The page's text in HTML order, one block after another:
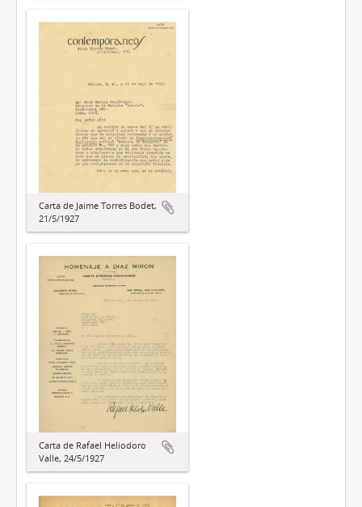
Carta de Jaime Torres Bodet,
21/5/1927
Carta de Rafael Heliodoro
Valle, 24/5/1927